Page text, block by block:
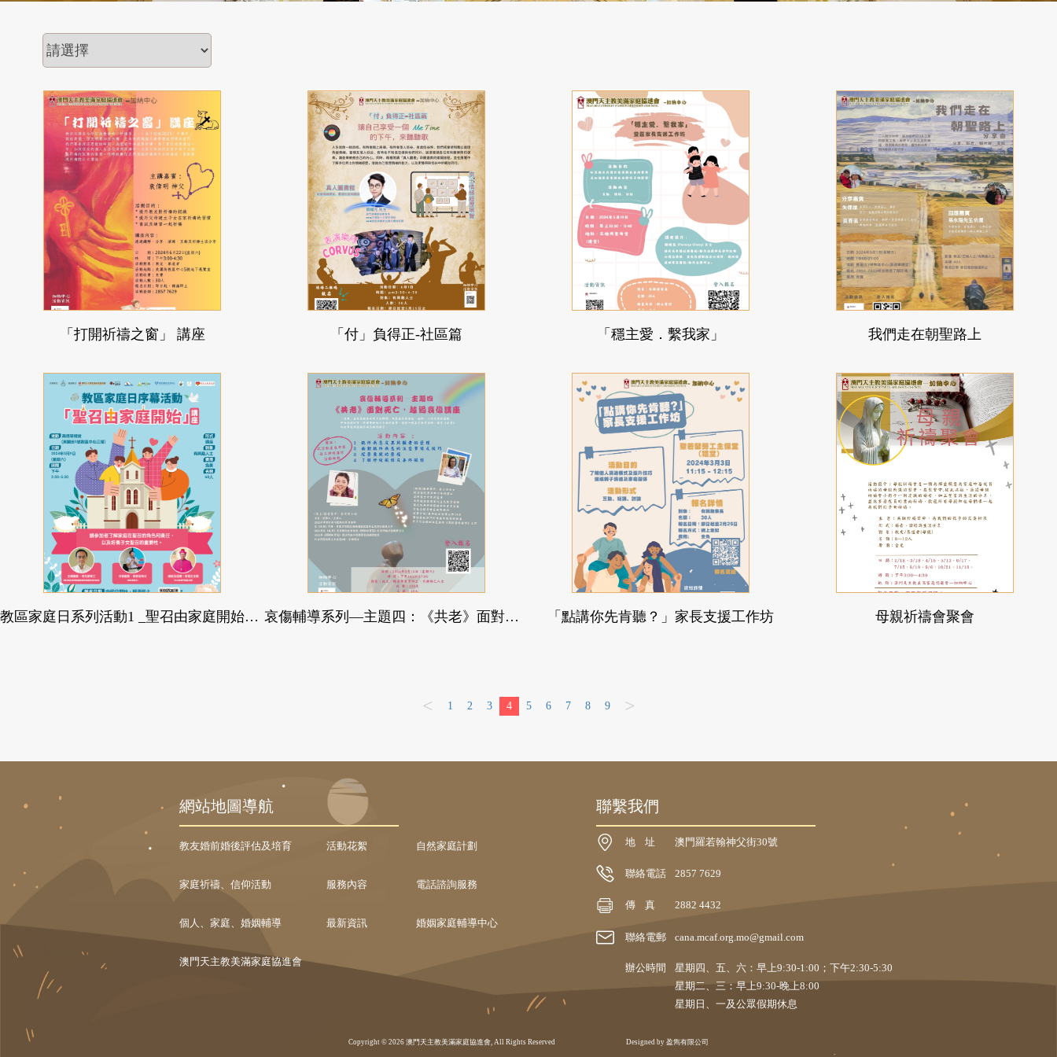
「打開祈禱之窗」 講座 「付」負得正-社區篇 「穩主愛．繫我家」 我們走在朝聖路上
教區家庭日系列活動1 _聖召由家庭開始講座 哀傷輔導系列—主題四：《共老》面對死亡，越過哀傷講座 「點講你先肯聽？」家長支援工作坊 母親祈禱會聚會
< 1 2 3 4 5 6 7 8 9 >
網站地圖導航
教友婚前婚後評估及培育 活動花絮 自然家庭計劃
家庭祈禱、信仰活動 服務內容 電話諮詢服務
個人、家庭、婚姻輔導 最新資訊 婚姻家庭輔導中心
澳門天主教美滿家庭協進會
聯繫我們
地 址 澳門羅若翰神父街30號
聯絡電話 2857 7629
傳 真 2882 4432
聯絡電郵 cana.mcaf.org.mo@gmail.com
辦公時間
星期四、五、六：早上9:30-1:00；下午2:30-5:30
星期二、三：早上9:30-晚上8:00
星期日、一及公眾假期休息
Copyright © 2026 澳門天主教美滿家庭協進會, All Rights Reserved Designed by 盈雋有限公司